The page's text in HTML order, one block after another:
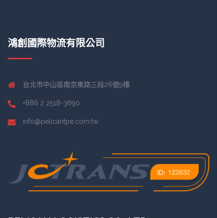
鴻創國際物流有限公司
台北市中山區南京東路三段26號9樓
+886 2 2518-3690
info@pelicantpe.com.tw